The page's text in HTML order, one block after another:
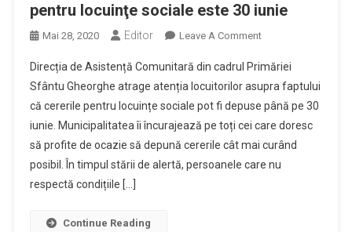
pentru locuinţe sociale este 30 iunie
Mai 28, 2020 Editor Leave A CommentOn
Limită
Pentru
Depunerea
Dosarelor
Pentru
Locuinţe
Direcția de Asistență Comunitară din cadrul Primăriei
Sfântu Gheorghe atrage atenția locuitorilor asupra faptului
că cererile pentru locuințe sociale pot fi depuse până pe 30
iunie. Municipalitatea îi încurajează pe toți cei care doresc
să profite de ocazie să depună cererile cât mai curând
posibil. În timpul stării de alertă, persoanele care nu
respectă condițiile […]
Continue Reading